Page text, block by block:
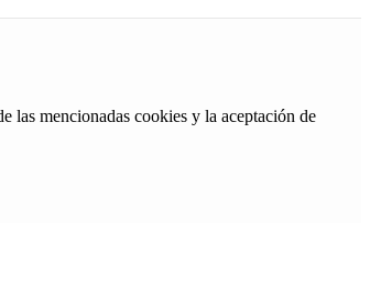
las mencionadas cookies y la aceptación de